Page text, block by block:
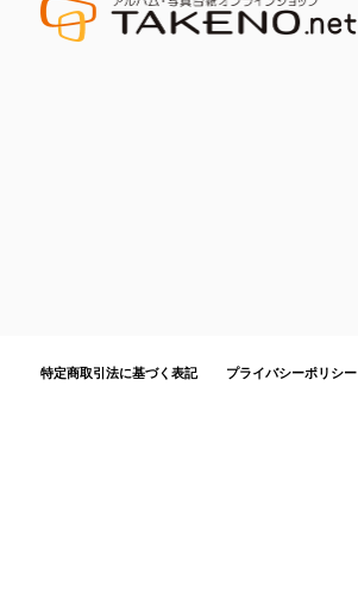
特定商取引法に基づく表記 プライバシーポリシー